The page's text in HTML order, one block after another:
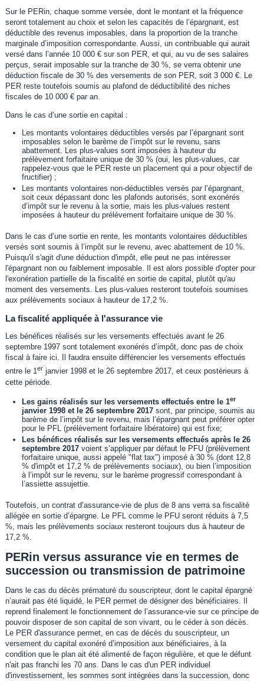
Sur le PERin, chaque somme versée, dont le montant et la fréquence
seront totalement au choix et selon les capacités de l’épargnant, est
déductible des revenus imposables, dans la proportion de la tranche
marginale d’imposition correspondante. Aussi, un contribuable qui aurait
versé dans l’année 10 000 € sur son PER, et qui, au vu de ses salaires
perçus, serait imposable sur la tranche de 30 %, se verra obtenir une
déduction fiscale de 30 % des versements de son PER, soit 3 000 €. Le
PER reste toutefois soumis au plafond de déductibilité des niches
fiscales de 10 000 € par an.
Dans le cas d’une sortie en capital :
Les montants volontaires déductibles versés par l’épargnant sont
imposables selon le barème de l’impôt sur le revenu, sans
abattement. Les plus-values sont imposées à hauteur du
prélèvement forfaitaire unique de 30 % (oui, les plus-values, car
rappelez-vous que le PER reste un placement qui a pour objectif de
fructifier) ;
Les montants volontaires non-déductibles versés par l’épargnant,
soit ceux dépassant donc les plafonds autorisés, sont exonérés
d’impôt sur le revenu à la sortie, mais les plus-values restent
imposées à hauteur du prélèvement forfaitaire unique de 30 %.
Dans le cas d’une sortie en rente, les montants volontaires déductibles
versés sont soumis à l’impôt sur le revenu, avec abattement de 10 %.
Puisqu'il s'agit d'une déduction d'impôt, elle peut ne pas intéresser
l'épargnant non ou faiblement imposable. Il est alors possible d'opter pour
l'exonération partielle de la fiscalité en sortie de capital, plutôt qu'au
moment des versements. Les plus-values resteront toutefois soumises
aux prélèvements sociaux à hauteur de 17,2 %.
La fiscalité appliquée à l'assurance vie
Les bénéfices réalisés sur les versements effectués avant le 26
septembre 1997 sont totalement exonérés d’impôt, donc pas de choix
fiscal à faire ici. Il faudra ensuite différencier les versements effectués
entre le 1er janvier 1998 et le 26 septembre 2017, et ceux postérieurs à
cette période.
Les gains réalisés sur les versements effectués entre le 1er
janvier 1998 et le 26 septembre 2017 sont, par principe, soumis au
barème de l’impôt sur le revenu, mais l’épargnant peut préférer opter
pour le PFL (prélèvement forfaitaire libératoire) qui est fixe;
Les bénéfices réalisés sur les versements effectués après le 26
septembre 2017voient s’appliquer par défaut le PFU (prélèvement
forfaitaire unique, aussi appelé "flat tax") imposé à 30 % (dont 12,8
% d'impôt et 17,2 % de prélèvements sociaux), ou bien l’imposition
à l’impôt sur le revenu, sur le barème progressif correspondant à
l’assiette assujettie.
Toutefois, un contrat d’assurance-vie de plus de 8 ans verra sa fiscalité
allégée en sortie d’épargne. Le PFL comme le PFU seront réduits à 7,5
%, mais les prélèvements sociaux resteront toujours dus à hauteur de
17,2 %.
PERin versus assurance vie en termes de
succession ou transmission de patrimoine
Dans le cas du décès prématuré du souscripteur, dont le capital épargné
n’aurait pas été liquidé, le PER permet de désigner des bénéficiaires. Il
reprend finalement le fonctionnement de l’assurance-vie sur ce principe de
pouvoir disposer de son capital de son vivant, ou le céder à son décès.
Le PER d'assurance permet, en cas de décès du souscripteur, un
versement du capital exonéré d’imposition aux bénéficiaires, à la
condition que le plan ait été alimenté de façon régulière, et que le défunt
n'ait pas franchi les 70 ans. Dans le cas d'un PER individuel
d'investissement, les sommes sont intégrées dans la succession, donc